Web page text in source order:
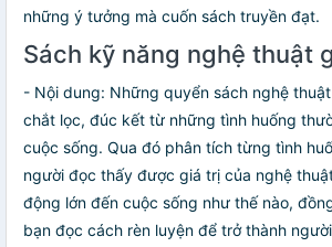
những ý tưởng mà cuốn sách truyền đạt.
Sách kỹ năng nghệ thuật
- Nội dung: Những quyển sách nghệ
chắt lọc, đúc kết từ những tình huống
cuộc sống. Qua đó phân tích từng tình
người đọc thấy được giá trị của nghệ
động lớn đến cuộc sống như thế nào,
bạn đọc cách rèn luyện để trở thành